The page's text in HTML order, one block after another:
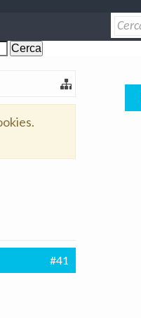
#41